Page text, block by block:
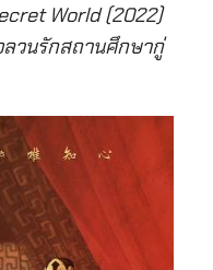
World (2022)
ลวนรักสถานศึกษากู่